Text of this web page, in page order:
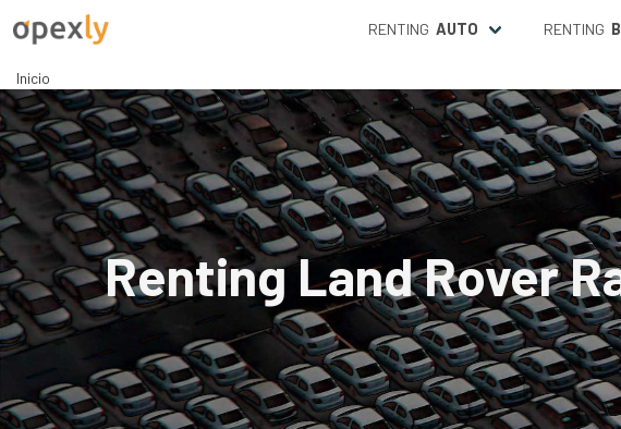
RENTING AUTO RENTING
Inicio
Renting Land Rover